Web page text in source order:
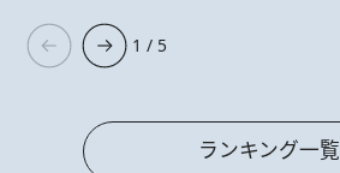
1 / 5
ランキング一覧